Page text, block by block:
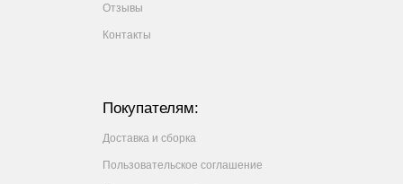
Отзывы
Контакты
Покупателям:
Доставка и сборка
Пользовательское соглашение